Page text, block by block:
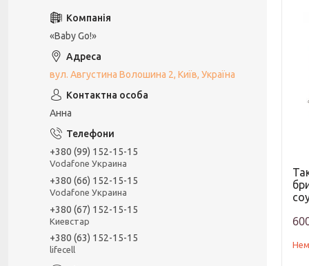
«Baby Go!»
вул. Августина Волошина 2, Київ, Україна
Анна
+380 (99) 152-15-15
Vodafone Украина
+380 (66) 152-15-15
Vodafone Украина
+380 (67) 152-15-15
Киевстар
+380 (63) 152-15-15
lifecell